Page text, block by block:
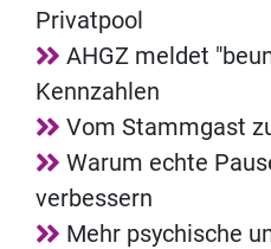
Privatpool
AHGZ meldet
Kennzahlen
Vom Stammgast
Warum echte
verbessern
Mehr psychische